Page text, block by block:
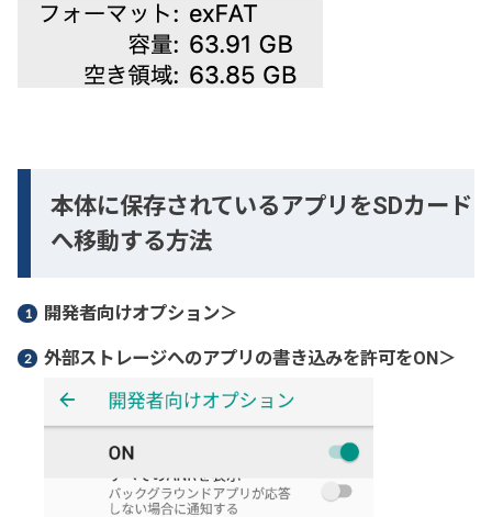
本体に保存されているアプリをSDカード
へ移動する方法
開発者向けオプション＞
外部ストレージへのアプリの書き込みを許可をON＞